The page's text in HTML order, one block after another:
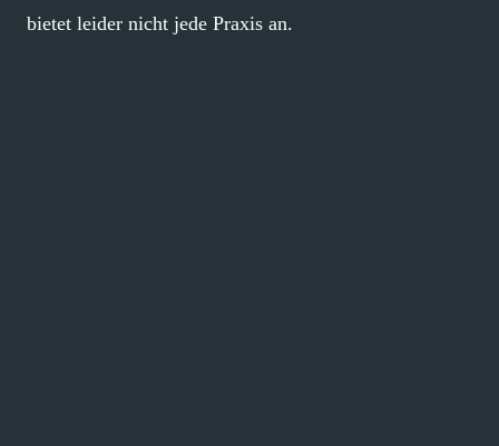
bietet leider nicht jede Praxis an.